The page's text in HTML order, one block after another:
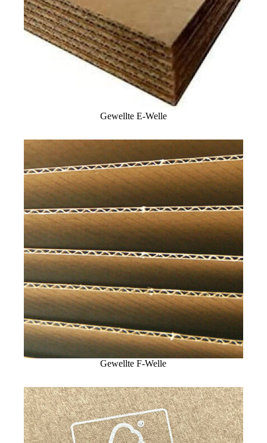
Gewellte E-Welle
Gewellte F-Welle